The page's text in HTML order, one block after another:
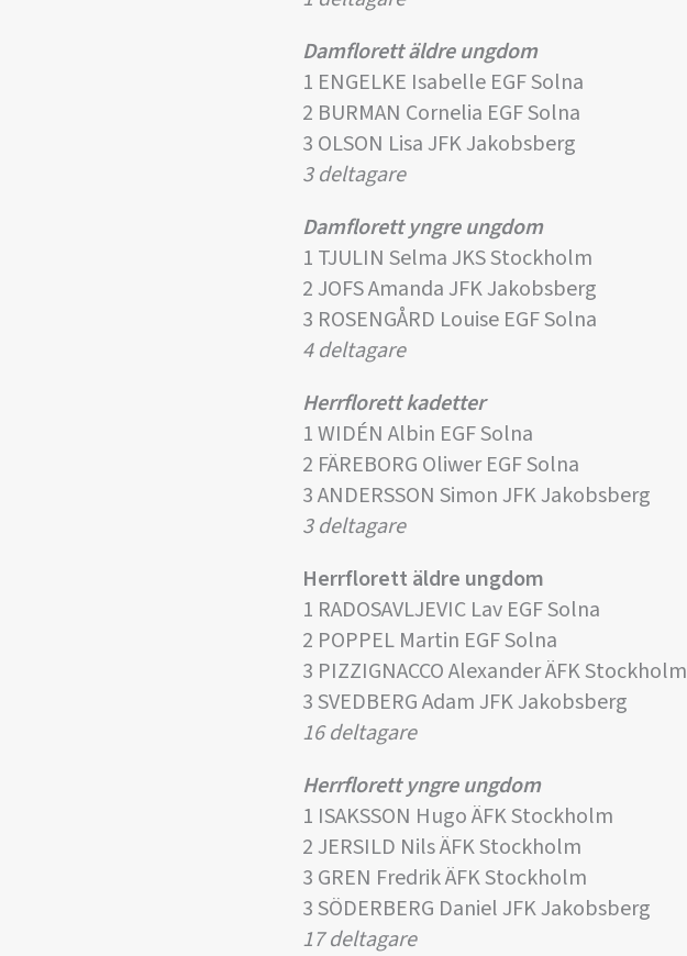
Damflorett äldre ungdom
1 ENGELKE Isabelle EGF Solna
2 BURMAN Cornelia EGF Solna
3 OLSON Lisa JFK Jakobsberg
3 deltagare
Damflorett yngre ungdom
1 TJULIN Selma JKS Stockholm
2 JOFS Amanda JFK Jakobsberg
3 ROSENGÅRD Louise EGF Solna
4 deltagare
Herrflorett kadetter
1 WIDÉN Albin EGF Solna
2 FÄREBORG Oliwer EGF Solna
3 ANDERSSON Simon JFK Jakobsberg
3 deltagare
Herrflorett äldre ungdom
1 RADOSAVLJEVIC Lav EGF Solna
2 POPPEL Martin EGF Solna
3 PIZZIGNACCO Alexander ÄFK Stockholm
3 SVEDBERG Adam JFK Jakobsberg
16 deltagare
Herrflorett yngre ungdom
1 ISAKSSON Hugo ÄFK Stockholm
2 JERSILD Nils ÄFK Stockholm
3 GREN Fredrik ÄFK Stockholm
3 SÖDERBERG Daniel JFK Jakobsberg
17 deltagare